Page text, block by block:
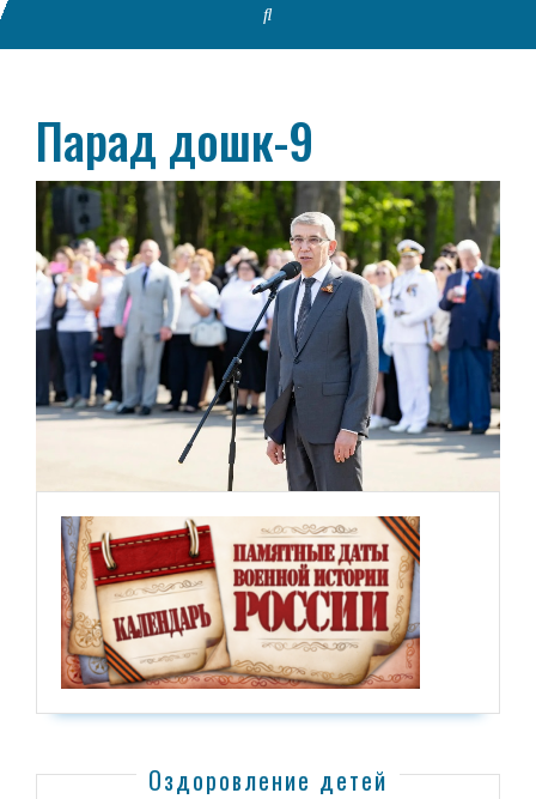
Парад дошк-9
Оздоровление детей